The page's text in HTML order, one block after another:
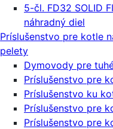
5-čl. FD32 SOLID
náhradný diel
Príslušenstvo pre kotle
pelety
Dymovody pre
Príslušenstvo pre
Príslušenstvo ku
Príslušenstvo pre
Príslušenstvo pre